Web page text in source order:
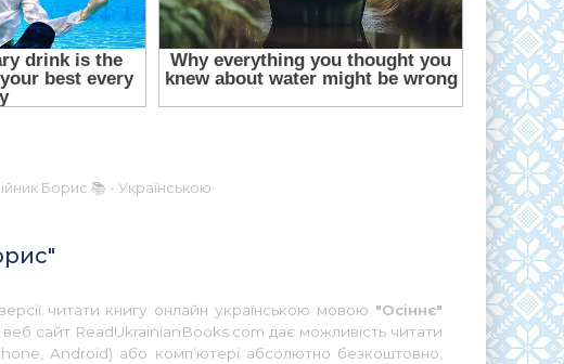
Борис 📚 - Українською
читати книгу онлайн українською мовою "Осіннє"
веб сайт ReadUkrainianBooks.com дає можливість читати
Android) або комп’ютері абсолютно безкоштовно,